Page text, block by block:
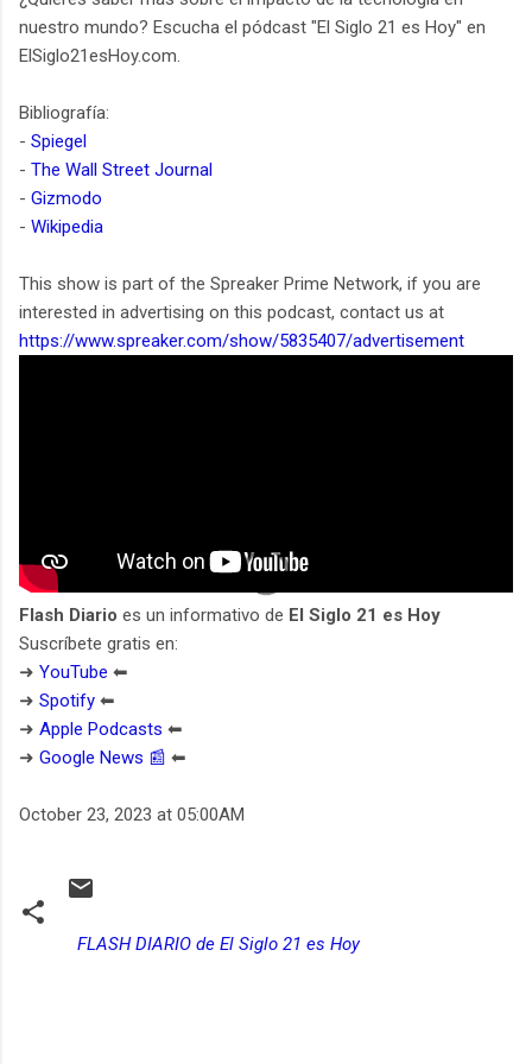
nuestro mundo? Escucha el pódcast "El Siglo 21 es Hoy" en
ElSiglo21esHoy.com.
Bibliografía:
- Spiegel
- The Wall Street Journal
- Gizmodo
- Wikipedia
This show is part of the Spreaker Prime Network, if you are
interested in advertising on this podcast, contact us at
https://www.spreaker.com/show/5835407/advertisement
Flash Diario es un informativo de El Siglo 21 es Hoy
Suscríbete gratis en:
➜ YouTube ⬅︎
➜ Spotify ⬅︎
➜ Apple Podcasts ⬅︎
➜ Google News 📰 ⬅︎
October 23, 2023 at 05:00AM
FLASH DIARIO de El Siglo 21 es Hoy